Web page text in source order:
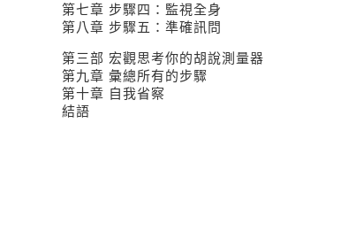
第七章 步驟四：監視全身
第八章 步驟五：準確訊問
第三部 宏觀思考你的胡說測量器
第九章 彙總所有的步驟
第十章 自我省察
結語